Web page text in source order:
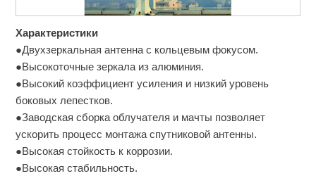
Характеристики
●Двухзеркальная антенна с кольцевым фокусом.
●Высокоточные зеркала из алюминия.
●Высокий коэффициент усиления и низкий уровень
боковых лепестков.
●Заводская сборка облучателя и мачты позволяет
ускорить процесс монтажа спутниковой антенны.
●Высокая стойкость к коррозии.
●Высокая стабильность.